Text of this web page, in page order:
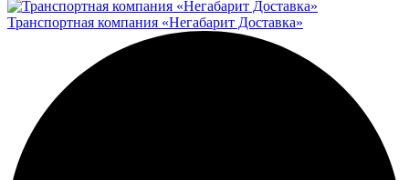
Транспортная компания «Негабарит Доставка»